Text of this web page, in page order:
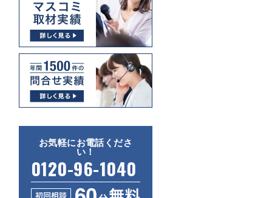
お気軽にお電話くださ
い！
0120-96-1040